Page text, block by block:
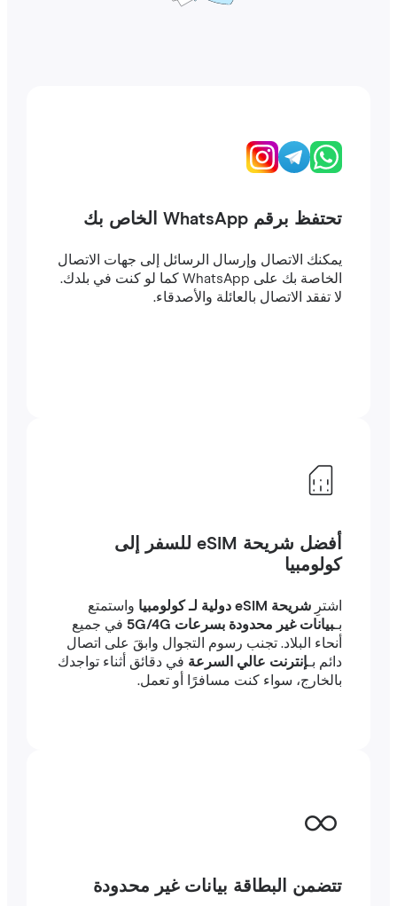
تحتفظ برقم WhatsApp الخاص بك
يمكنك الاتصال وإرسال الرسائل إلى جهات الاتصال
الخاصة بك على WhatsApp كما لو كنت في بلدك.
لا تفقد الاتصال بالعائلة والأصدقاء.
أفضل شريحة eSIM للسفر إلى
كولومبيا
شريحة eSIM دولية لـ كولومبيا
واستمتع
بيانات غير محدودة بسرعات 5G/4G
في جميع
أنحاء البلاد. تجنب رسوم التجوال وابقَ على اتصال
إنترنت عالي السرعةفي دقائق أثناء تواجدك
بالخارج، سواء كنت مسافرًا أو تعمل.
تتضمن البطاقة بيانات غير محدودة